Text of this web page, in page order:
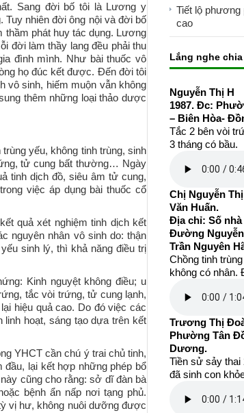
Sang đời bố tôi là Lương y
Tuy nhiên đời ông nội và đời bố
thầm phát huy tác dụng. Lương
đời làm thầy lang đều phải thu
đình mình. Như bài thuốc vô
họ đúc kết được. Đến đời tôi
vô sinh, hiếm muộn vẫn không
thêm những loại thảo dược
yếu, không tinh trùng, sinh
tử cung bất thường… Ngày
tinh dịch đồ, siêu âm tử cung,
việc áp dụng bài thuốc cổ
quả xét nghiệm tinh dịch kết
nguyên nhân vô sinh do: thận
sinh lý, thì khả năng điều trị
Kinh nguyệt không điều; u
tắc vòi trứng, tử cung lạnh,
hiệu quả cao. Do đó việc các
hoạt, sáng tạo dựa trên kết
YHCT cần chú ý trai chủ tinh,
đầu, lại kết hợp những phép bổ
cũng cho rằng: sở dĩ đàn bà
bệnh ẩn nấp nơi tạng phủ.
vị hư, không nuôi dưỡng được
Tiết lộ phương
cao
Lắng nghe
Nguyễn Thị H
1987. Đc:
– Biên Hòa-
Tắc 2 bên vòi
3 tháng có bầu.
Chị Nguyễn
Văn Huấn.
Địa chỉ: Số nhà
Đường
Trần Nguyên
Chồng tinh
không có nhân.
Trương Thị
Phường Tân
Dương.
Tiền sử sảy thai
đã sinh con